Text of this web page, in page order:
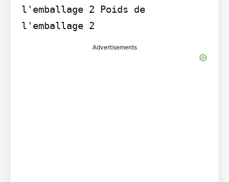
l'emballage 2 Poids de
l'emballage 2
Advertisements